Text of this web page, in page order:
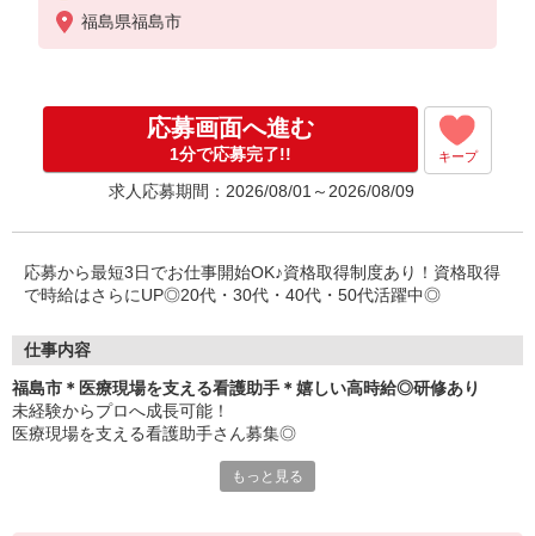
全支給(ガソリン代含む)＞
福島県福島市
応募画面へ進む
1分で応募完了!! キープ
求人応募期間：2026/08/01～2026/08/09
応募から最短3日でお仕事開始OK♪資格取得制度あり！資格取得
で時給はさらにUP◎20代・30代・40代・50代活躍中◎
仕事内容
福島市＊医療現場を支える看護助手＊嬉しい高時給◎研修あり
未経験からプロへ成長可能！
医療現場を支える看護助手さん募集◎
もっと見る